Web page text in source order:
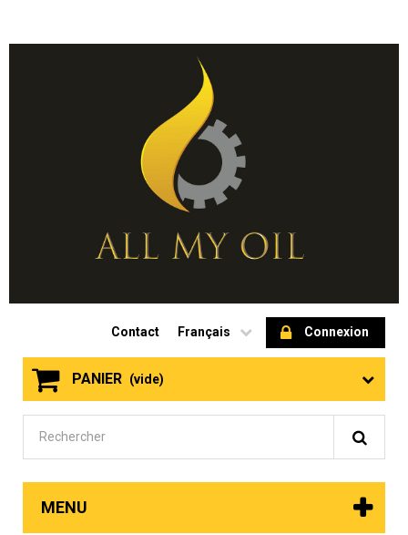
Connexion
Français
Contact
PANIER (vide)
MENU